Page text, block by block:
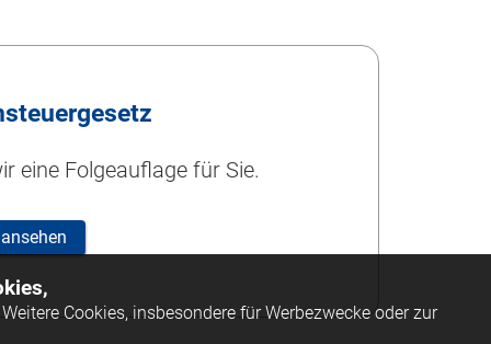
eine Folgeauflage für Sie.
Cookies, insbesondere für Werbezwecke oder zur